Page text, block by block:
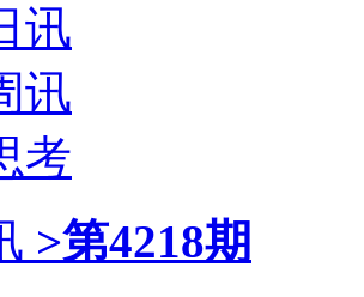
讯
讯
考
>第4218期